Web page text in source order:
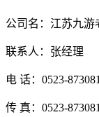
公司名：江苏九游
联系人：张经理
电 话：0523-
传 真：0523-